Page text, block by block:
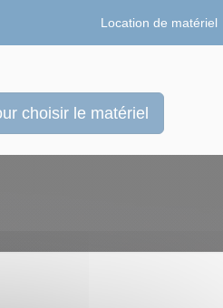
Location de matériel
choisir le matériel